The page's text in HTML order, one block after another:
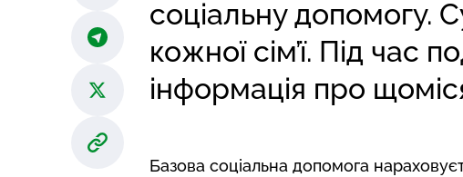
соціальну допомогу.
кожної сім’ї. Під час
інформація про
Базова соціальна допомога